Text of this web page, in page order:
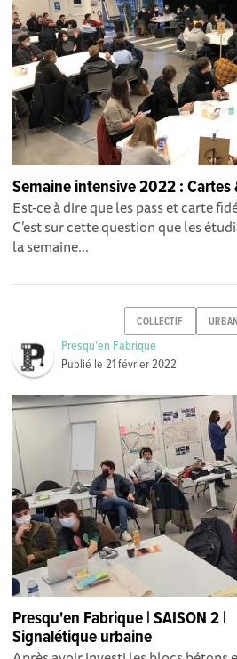
Semaine intensive 2022 : Cartes
Est-ce à dire que les pass et carte
C’est sur cette question que les
la semaine...
COLLECTIF
Presqu'en Fabrique
Publié le21 février 2022
Presqu'en Fabrique | SAISON 2 |
Signalétique urbaine